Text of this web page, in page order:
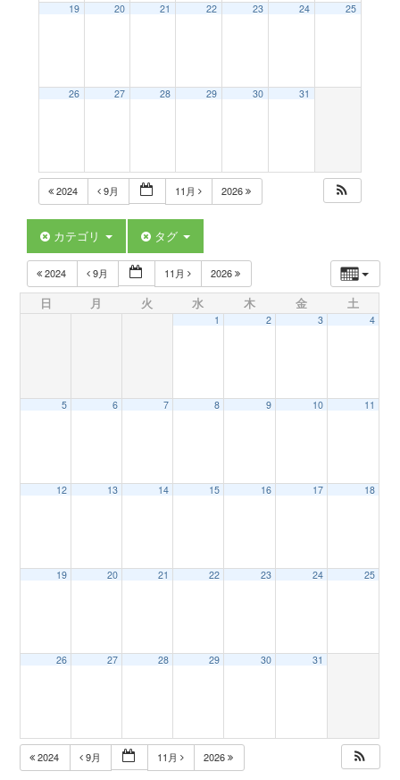
t
i
19 20 21 22 23 24 25
26 27 28 29 30 31
2024 9月 11月 2026
カテゴリ タグ
2024 9月 11月 2026
日 月 火 水 木 金 土
1 2 3 4
5 6 7 8 9 10 11
12 13 14 15 16 17 18
19 20 21 22 23 24 25
26 27 28 29 30 31
2024 9月 11月 2026